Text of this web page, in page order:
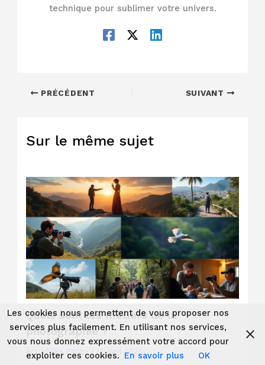
technique pour sublimer votre univers.
PRÉCÉDENT SUIVANT
Sur le même sujet
Quels sont les métiers de la
photographie ?
Actualités Photo 17 avril 2025
Les cookies nous permettent de vous proposer nos
services plus facilement. En utilisant nos services,
vous nous donnez expressément votre accord pour
exploiter ces cookies. En savoir plus OK